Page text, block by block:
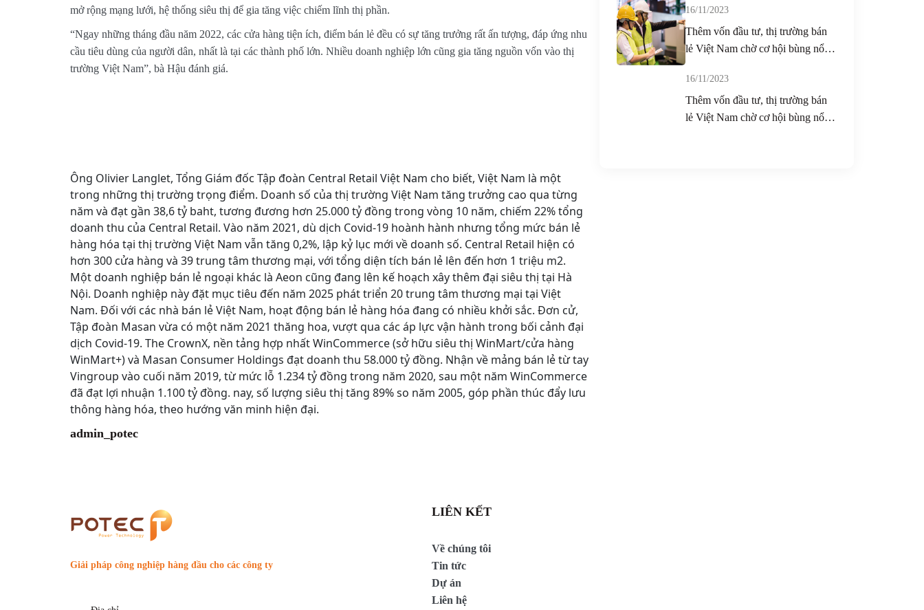
mở rộng mạng lưới, hệ thống siêu thị để gia tăng việc chiếm lĩnh thị phần.
“Ngay những tháng đầu năm 2022, các cửa hàng tiện ích, điểm bán lẻ đều có sự tăng trưởng rất ấn tượng, đáp ứng nhu
cầu tiêu dùng của người dân, nhất là tại các thành phố lớn. Nhiều doanh nghiệp lớn cũng gia tăng nguồn vốn vào thị
trường Việt Nam”, bà Hậu đánh giá.
Ông Olivier Langlet, Tổng Giám đốc Tập đoàn Central Retail Việt Nam cho biết, Việt Nam là một
trong những thị trường trọng điểm. Doanh số của thị trường Việt Nam tăng trưởng cao qua từng
năm và đạt gần 38,6 tỷ baht, tương đương hơn 25.000 tỷ đồng trong vòng 10 năm, chiếm 22% tổng
doanh thu của Central Retail. Vào năm 2021, dù dịch Covid-19 hoành hành nhưng tổng mức bán lẻ
hàng hóa tại thị trường Việt Nam vẫn tăng 0,2%, lập kỷ lục mới về doanh số. Central Retail hiện có
hơn 300 cửa hàng và 39 trung tâm thương mại, với tổng diện tích bán lẻ lên đến hơn 1 triệu m2.
Một doanh nghiệp bán lẻ ngoại khác là Aeon cũng đang lên kế hoạch xây thêm đại siêu thị tại Hà
Nội. Doanh nghiệp này đặt mục tiêu đến năm 2025 phát triển 20 trung tâm thương mại tại Việt
Nam. Đối với các nhà bán lẻ Việt Nam, hoạt động bán lẻ hàng hóa đang có nhiều khởi sắc. Đơn cử,
Tập đoàn Masan vừa có một năm 2021 thăng hoa, vượt qua các áp lực vận hành trong bối cảnh đại
dịch Covid-19. The CrownX, nền tảng hợp nhất WinCommerce (sở hữu siêu thị WinMart/cửa hàng
WinMart+) và Masan Consumer Holdings đạt doanh thu 58.000 tỷ đồng. Nhận về mảng bán lẻ từ tay
Vingroup vào cuối năm 2019, từ mức lỗ 1.234 tỷ đồng trong năm 2020, sau một năm WinCommerce
đã đạt lợi nhuận 1.100 tỷ đồng. nay, số lượng siêu thị tăng 89% so năm 2005, góp phần thúc đẩy lưu
thông hàng hóa, theo hướng văn minh hiện đại.
admin_potec
16/11/2023
Thêm vốn đầu tư, thị trường bán
lẻ Việt Nam chờ cơ hội bùng nổ-
16/11/2023
Thêm vốn đầu tư, thị trường bán
lẻ Việt Nam chờ cơ hội bùng nổ-
Giải pháp công nghiệp hàng đầu cho các công ty
LIÊN KẾT
Về chúng tôi
Tin tức
Dự án
Liên hệ